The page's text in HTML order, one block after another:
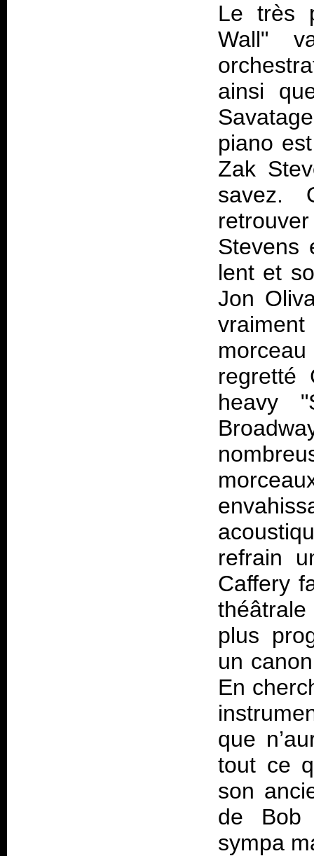
Le très
Wall"
ainsi
piano
Zak
savez.
Stevens
lent et
Jon
regretté
heavy
refrain
Caffery
plus
un
En
que
tout ce
son
de Bob
sympa